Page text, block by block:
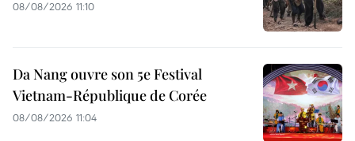
08/08/2026 11:10
Da Nang ouvre son 5e Festival
Vietnam-République de Corée
08/08/2026 11:04